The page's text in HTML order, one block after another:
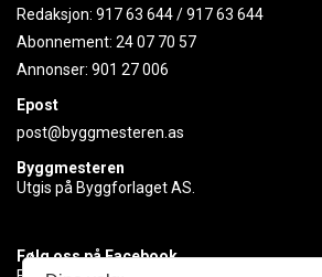
Redaksjon: 917 63 644/917 63 644
Abonnement: 24 07 70 57
Annonser: 901 27 006
Epost
post@byggmesteren.as
Byggmesteren
Utgis på Byggforlaget AS.
Følg oss på Facebook